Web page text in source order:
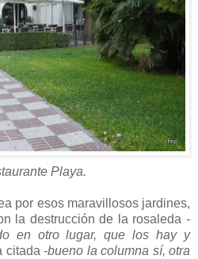
Playa.
por esos maravillosos jardines,
la destrucción de la rosaleda -
en otro lugar, que los hay y
citada -bueno la columna sí, otra